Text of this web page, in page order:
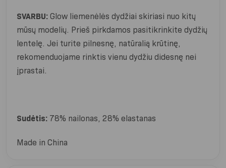
SVARBU: Glow liemenėlės dydžiai skiriasi nuo kitų
mūsų modelių. Prieš pirkdamos pasitikrinkite dydžių
lentelę. Jei turite pilnesnę, natūralią krūtinę,
rekomenduojame rinktis vienu dydžiu didesnę nei
įprastai.
Sudėtis: 78% nailonas, 28% elastanas
Made in China